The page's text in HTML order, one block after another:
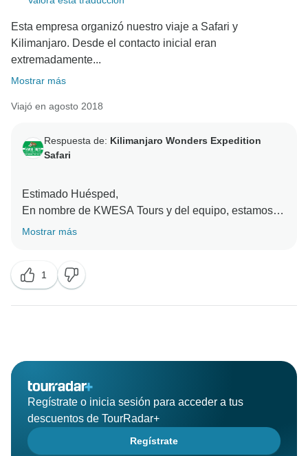
Esta empresa organizó nuestro viaje a Safari y
Kilimanjaro. Desde el contacto inicial eran
extremadamente...
Mostrar más
Viajó en agosto 2018
Respuesta de: Kilimanjaro Wonders Expedition
Safari
Estimado Huésped,
En nombre de KWESA Tours y del equipo, estamos
todos muy agradecidos por la elección que hiciste de
nuestro país. Una vez más, en nombre del equipo de
KWESA Tours, me gustaría darte las gracias por
elegir viajar y alojarte con nosotros.
Mostrar más
1
Regístrate o inicia sesión para acceder a tus
descuentos de TourRadar+
Regístrate